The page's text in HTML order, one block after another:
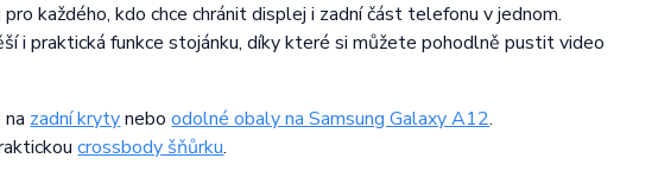
každého, kdo chce chránit displej i zadní část telefonu v jednom.
i praktická funkce stojánku, díky které si můžete pohodlně pustit video
zadní krytyneboodolné obaly na Samsung Galaxy A12.
crossbody šňůrku.